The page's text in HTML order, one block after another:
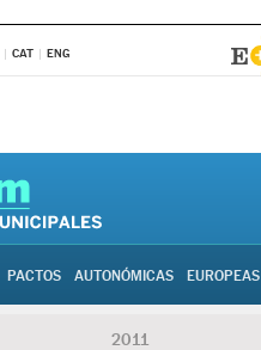
CAT ENG
PACTOS AUTONÓMICAS EUROPEAS
2011